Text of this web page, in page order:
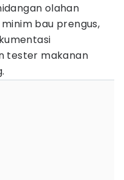
olahan
bau prengus,
tester makanan